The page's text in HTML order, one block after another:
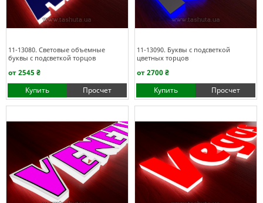
11-13080. Световые объемные
буквы с подсветкой торцов
от 2545 ₴
Купить
Просчет
11-13090. Буквы с подсветкой
цветных торцов
от 2700 ₴
Купить
Просчет